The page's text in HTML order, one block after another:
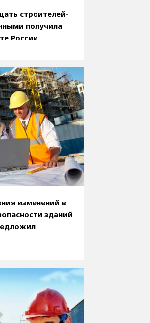
строителей-
получила
России
изменений в
зданий